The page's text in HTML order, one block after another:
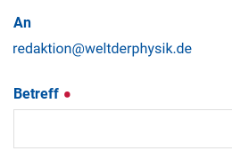
An
Betreff